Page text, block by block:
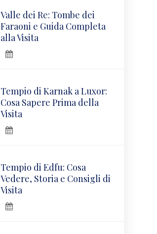
Valle dei Re: Tombe dei
Faraoni e Guida Completa
alla Visita
Tempio di Karnak a Luxor:
Cosa Sapere Prima della
Visita
Tempio di Edfu: Cosa
Vedere, Storia e Consigli di
Visita